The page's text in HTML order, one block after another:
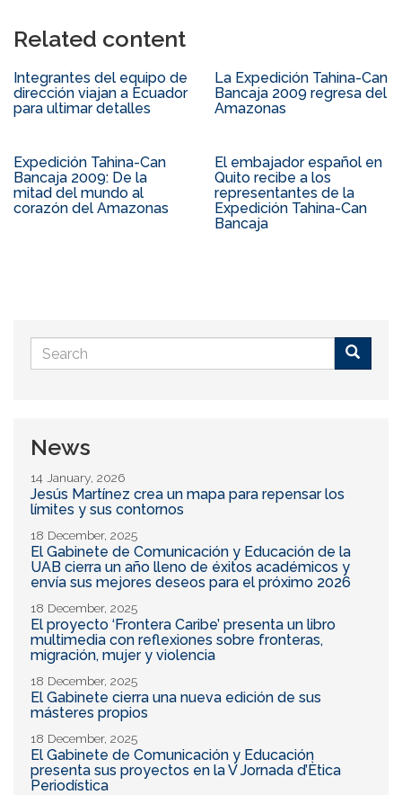
Related content
Integrantes del equipo de
dirección viajan a Ecuador
para ultimar detalles
La Expedición Tahina-Can
Bancaja 2009 regresa del
Amazonas
Expedición Tahina-Can
Bancaja 2009: De la
mitad del mundo al
corazón del Amazonas
El embajador español en
Quito recibe a los
representantes de la
Expedición Tahina-Can
Bancaja
Search
form
News
14 January, 2026
Jesús Martínez crea un mapa para repensar los
límites y sus contornos
18 December, 2025
El Gabinete de Comunicación y Educación de la
UAB cierra un año lleno de éxitos académicos y
envía sus mejores deseos para el próximo 2026
18 December, 2025
El proyecto ‘Frontera Caribe’ presenta un libro
multimedia con reflexiones sobre fronteras,
migración, mujer y violencia
18 December, 2025
El Gabinete cierra una nueva edición de sus
másteres propios
18 December, 2025
El Gabinete de Comunicación y Educación
presenta sus proyectos en la V Jornada d’Ètica
Periodística